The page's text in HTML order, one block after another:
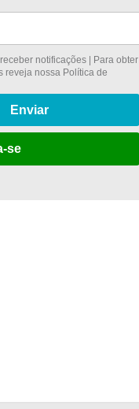
notificações | Para obter
reveja nossa Política de
Enviar
se